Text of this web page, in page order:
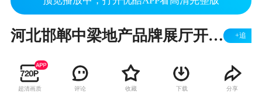
河北邯郸中梁地产品牌展厅开放仪式 +追
超清画质 评论 收藏 下载 分享